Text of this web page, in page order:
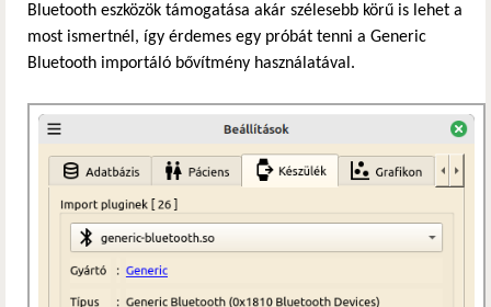
Bluetooth eszközök támogatása akár szélesebb körű is lehet a
most ismertnél, így érdemes egy próbát tenni a Generic
Bluetooth importáló bővítmény használatával.